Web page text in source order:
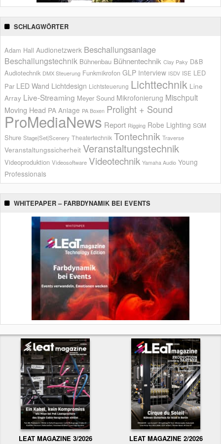
SCHLAGWÖRTER
Adam Hall Audionetzwerk Beschallungsanlage
Beschallungstechnik Bühnenbau Bühnentechnik Clay Paky D&B
Audiotechnik DMX Steuerung Funkmikrofon GLP Interview ISDV ISE LED
Par LED Wand Lichtdesign Lichtsteuerung Lichttechnik Line
Array Live-Streaming Meyer Sound Mikrofonierung Mischpult
Moving Head PA Anlage PA Boxen Prolight + Sound
ProMediaNews Report Rigging Robe Lighting SGM
Shure Stage|Set|Scenery Theatertechnik Tontechnik Traverse
Veranstaltungssicherheit Veranstaltungstechnik
Videoproduktion Videosoftware Videotechnik Yamaha Audio Young
Professionals
WHITEPAPER – FARBDYNAMIK BEI EVENTS
LEAT MAGAZINE 3/2026 LEAT MAGAZINE 2/2026